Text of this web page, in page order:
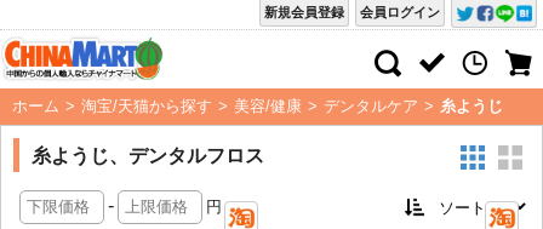
会員ログイン
新規会員登録
ホーム > 淘宝/天猫から探す > 美容/健康 > デンタルケア > 糸ようじ
糸ようじ、デンタルフロス
- 円